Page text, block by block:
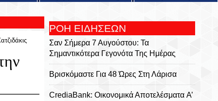
ΡΟΗ ΕΙΔΗΣΕΩΝ
Σαν Σήμερα 7 Αυγούστου: Τα
Σημαντικότερα Γεγονότα Της Ημέρας
Βρισκόμαστε Για 48 Ώρες Στη Λάρισα
CrediaBank: Οικονομικά Αποτελέσματα A’